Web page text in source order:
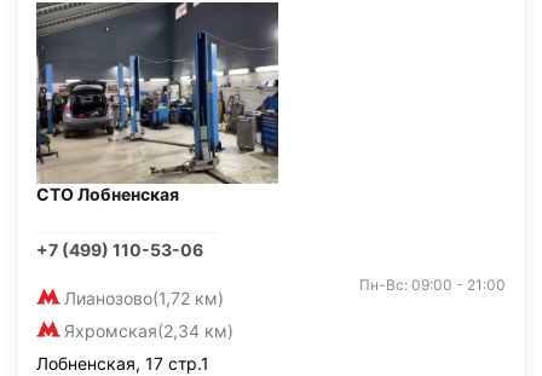
СТО Лобненская
+7 (499) 110-53-06
Лианозово(1,72 км)
Яхромская(2,34 км)
Пн-Вс: 09:00 - 21:00
Лобненская, 17 стр.1